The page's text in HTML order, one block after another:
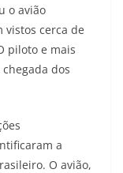
o avião
cerca de
piloto e mais
dos
a
O avião,